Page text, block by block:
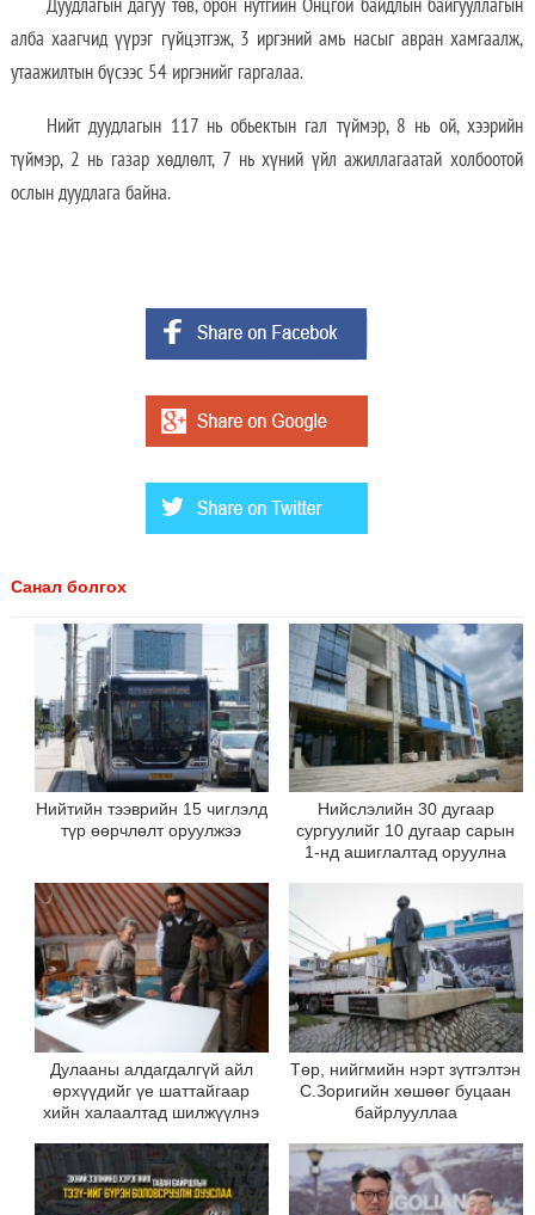
алба хаагчид үүрэг гүйцэтгэж, 3 иргэний амь насыг авран хамгаалж,
утаажилтын бүсээс 54 иргэнийг гаргалаа.
Нийт дуудлагын 117 нь обьектын гал түймэр, 8 нь ой, хээрийн
түймэр, 2 нь газар хөдлөлт, 7 нь хүний үйл ажиллагаатай холбоотой
ослын дуудлага байна.
Санал болгох
Нийтийн тээврийн 15 чиглэлд
түр өөрчлөлт оруулжээ
Нийслэлийн 30 дугаар
сургуулийг 10 дугаар сарын
1-нд ашиглалтад оруулна
Дулааны алдагдалгүй айл
өрхүүдийг үе шаттайгаар
хийн халаалтад шилжүүлнэ
Төр, нийгмийн нэрт зүтгэлтэн
С.Зоригийн хөшөөг буцаан
байрлууллаа